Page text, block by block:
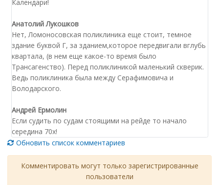
Календари!
Анатолий Лукошков
Нет, Ломоносовская поликлиника еще стоит, темное
здание буквой Г, за зданием,которое передвигали вглубь
квартала, (в нем еще какое-то время было
Трансагенство). Перед поликлиникой маленький скверик.
Ведь поликлиника была между Серафимовича и
Володарского.
Андрей Ермолин
Если судить по судам стоящими на рейде то начало
середина 70х!
Обновить список комментариев
Комментировать могут только зарегистрированные
пользователи